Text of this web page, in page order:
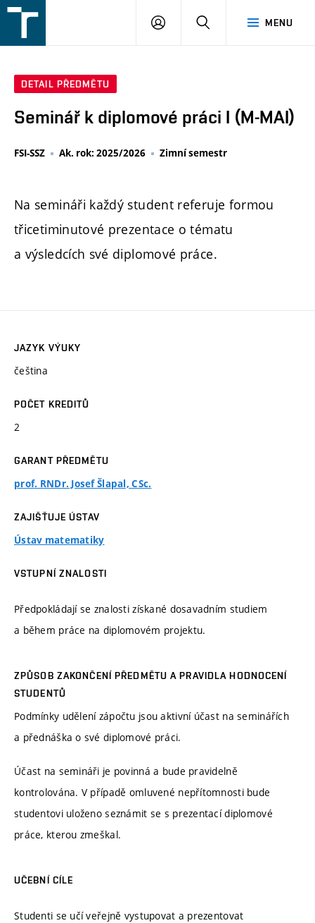
v
MENU
PŘIHLÁŠENÍ
DETAIL PŘEDMĚTU
Seminář k diplomové práci I (M-MAI)
FSI-SSZ Ak. rok: 2025/2026 Zimní semestr
Na semináři každý student referuje formou
třicetiminutové prezentace o tématu
a výsledcích své diplomové práce.
JAZYK VÝUKY
čeština
POČET KREDITŮ
2
GARANT PŘEDMĚTU
prof. RNDr. Josef Šlapal, CSc.
ZAJIŠŤUJE ÚSTAV
Ústav matematiky
VSTUPNÍ ZNALOSTI
Předpokládají se znalosti získané dosavadním studiem
a během práce na diplomovém projektu.
ZPŮSOB ZAKONČENÍ PŘEDMĚTU A PRAVIDLA HODNOCENÍ
STUDENTŮ
Podmínky udělení zápočtu jsou aktivní účast na seminářích
a přednáška o své diplomové práci.
Účast na semináři je povinná a bude pravidelně
kontrolována. V případě omluvené nepřítomnosti bude
studentovi uloženo seznámit se s prezentací diplomové
práce, kterou zmeškal.
UČEBNÍ CÍLE
Studenti se učí veřejně vystupovat a prezentovat